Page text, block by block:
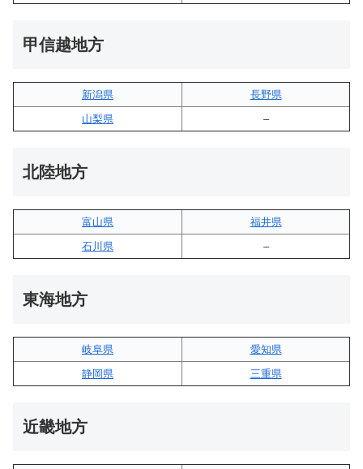
甲信越地方
新潟県
長野県
山梨県
–
北陸地方
富山県
福井県
石川県
–
東海地方
岐阜県
愛知県
静岡県
三重県
近畿地方